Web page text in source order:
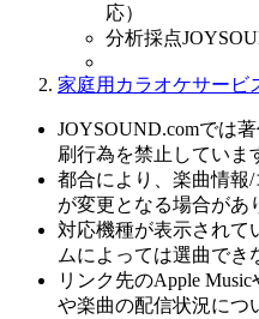
応）
分析採点
家庭用カラオケサービ
JOYSOUND.comでは
刷行為を禁止していま
都合により、楽曲情報
が変更となる場合があ
対応機種が表示されて
ムによっては選曲でき
リンク先のApple
や楽曲の配信状況につ